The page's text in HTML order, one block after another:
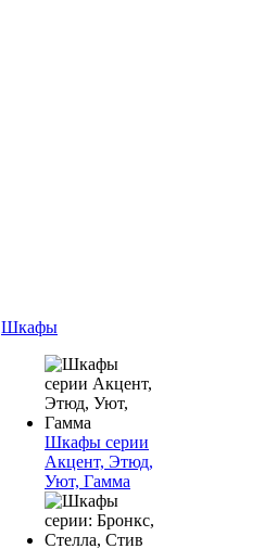
Шкафы
Шкафы серии
Акцент, Этюд,
Уют, Гамма